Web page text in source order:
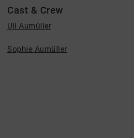
Cast & Crew
Uli Aumüller
Sophie Aumüller